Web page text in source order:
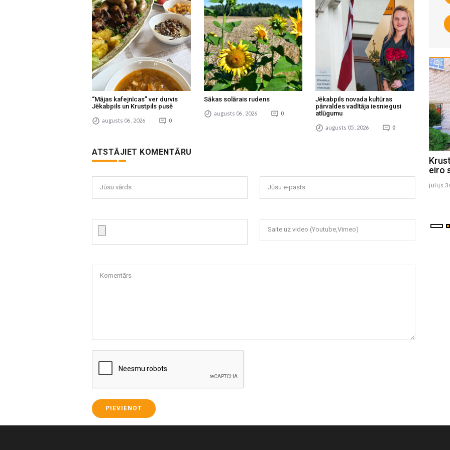
“Mājas kafejnīcas” ver durvis
Jēkabpils un Krustpils pusē
augusts 06 , 2026 0
Sākas solārais rudens
augusts 06 , 2026 0
Jēkabpils novada kultūras
pārvaldes vadītāja iesniegusi
atlūgumu
augusts 05 , 2026 0
ATSTĀJIET KOMENTĀRU
Jūsu vārds: Jūsu e-pasts
Saite uz video (Youtube,Vimeo)
Komentārs
PIEVIENOT
julijs 31 , 2026
eiro
julijs